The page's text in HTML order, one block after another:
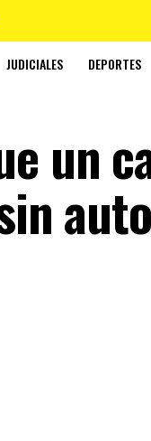
JUDICIALES DEPORTES
un